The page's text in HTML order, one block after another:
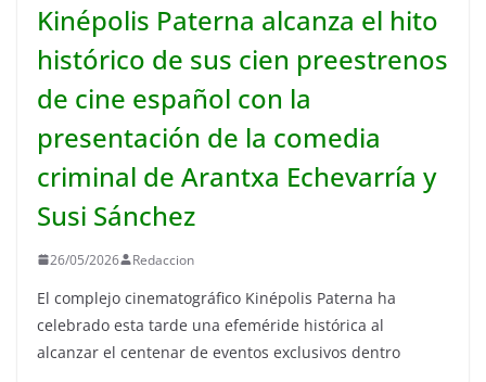
Kinépolis Paterna alcanza el hito
histórico de sus cien preestrenos
de cine español con la
presentación de la comedia
criminal de Arantxa Echevarría y
Susi Sánchez
26/05/2026 Redaccion
El complejo cinematográfico Kinépolis Paterna ha
celebrado esta tarde una efeméride histórica al
alcanzar el centenar de eventos exclusivos dentro